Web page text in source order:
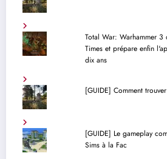
Total War: Warhammer
Times et prépare enfin
dix ans
[GUIDE] Comment
[GUIDE] Le gameplay
Sims à la Fac